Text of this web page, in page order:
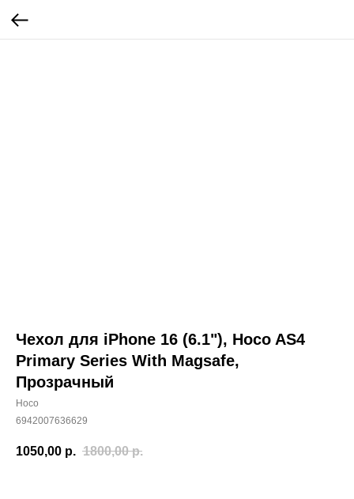
Чехол для iPhone 16 (6.1"), Hoco AS4
Primary Series With Magsafe,
Прозрачный
Hoco
6942007636629
1050,00 р. 1800,00 р.